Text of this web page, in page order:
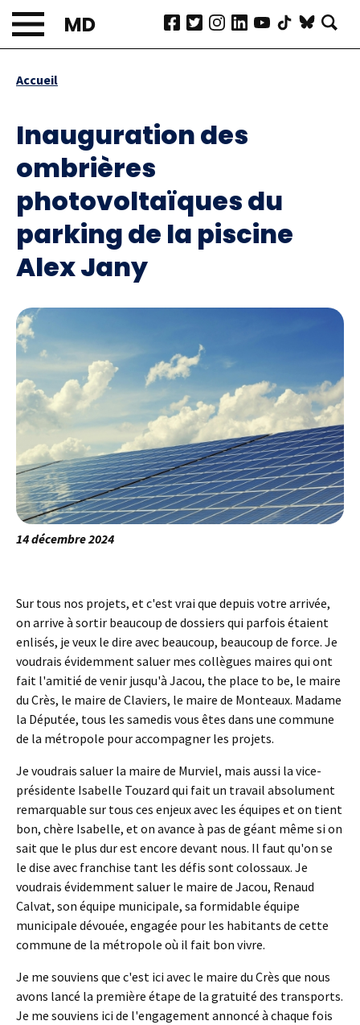
Aller
au
contenu
MD
Fil
Accueil
Inauguration des
ombrières
photovoltaïques du
parking de la piscine
Alex Jany
14 décembre 2024
Sur tous nos projets, et c'est vrai que depuis votre arrivée,
on arrive à sortir beaucoup de dossiers qui parfois étaient
enlisés, je veux le dire avec beaucoup, beaucoup de force. Je
voudrais évidemment saluer mes collègues maires qui ont
fait l'amitié de venir jusqu'à Jacou, the place to be, le maire
du Crès, le maire de Claviers, le maire de Monteaux. Madame
la Députée, tous les samedis vous êtes dans une commune
de la métropole pour accompagner les projets.
Je voudrais saluer la maire de Murviel, mais aussi la vice-
présidente Isabelle Touzard qui fait un travail absolument
remarquable sur tous ces enjeux avec les équipes et on tient
bon, chère Isabelle, et on avance à pas de géant même si on
sait que le plus dur est encore devant nous. Il faut qu'on se
le dise avec franchise tant les défis sont colossaux. Je
voudrais évidemment saluer le maire de Jacou, Renaud
Calvat, son équipe municipale, sa formidable équipe
municipale dévouée, engagée pour les habitants de cette
commune de la métropole où il fait bon vivre.
Je me souviens que c'est ici avec le maire du Crès que nous
avons lancé la première étape de la gratuité des transports.
Je me souviens ici de l'engagement annoncé à chaque fois